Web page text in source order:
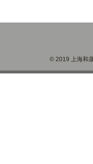
© 2019 上海和